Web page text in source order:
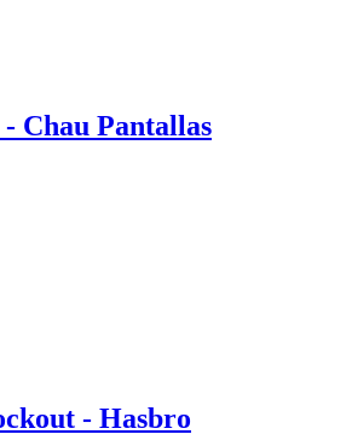
Chau Pantallas
- Hasbro